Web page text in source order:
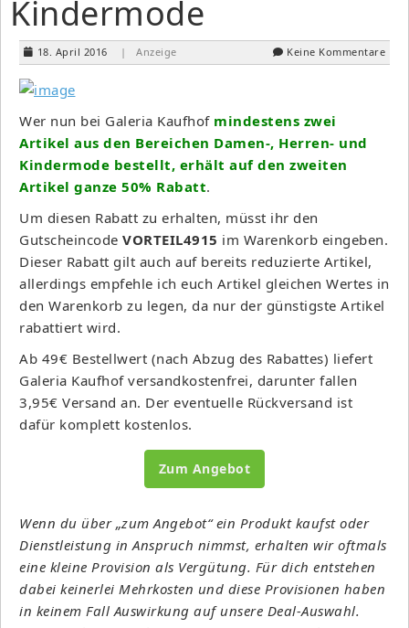
Kindermode
18. April 2016 | Anzeige Keine Kommentare
Wer nun bei Galeria Kaufhof mindestens zwei
Artikel aus den Bereichen Damen-, Herren- und
Kindermode bestellt, erhält auf den zweiten
Artikel ganze 50% Rabatt.
Um diesen Rabatt zu erhalten, müsst ihr den
Gutscheincode VORTEIL4915 im Warenkorb eingeben.
Dieser Rabatt gilt auch auf bereits reduzierte Artikel,
allerdings empfehle ich euch Artikel gleichen Wertes in
den Warenkorb zu legen, da nur der günstigste Artikel
rabattiert wird.
Ab 49€ Bestellwert (nach Abzug des Rabattes) liefert
Galeria Kaufhof versandkostenfrei, darunter fallen
3,95€ Versand an. Der eventuelle Rückversand ist
dafür komplett kostenlos.
Zum Angebot
Wenn du über „zum Angebot“ ein Produkt kaufst oder
Dienstleistung in Anspruch nimmst, erhalten wir oftmals
eine kleine Provision als Vergütung. Für dich entstehen
dabei keinerlei Mehrkosten und diese Provisionen haben
in keinem Fall Auswirkung auf unsere Deal-Auswahl.